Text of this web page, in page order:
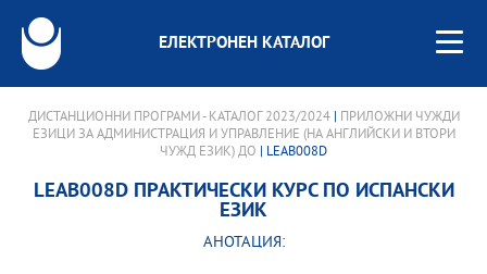
ЕЛЕКТРОНЕН КАТАЛОГ
ДИСТАНЦИОННИ ПРОГРАМИ - КАТАЛОГ 2023/2024| ПРИЛОЖНИ ЧУЖДИ
ЕЗИЦИ ЗА АДМИНИСТРАЦИЯ И УПРАВЛЕНИЕ (НА АНГЛИЙСКИ И ВТОРИ
ЧУЖД ЕЗИК) ДО | LEAB008D
LEAB008D ПРАКТИЧЕСКИ КУРС ПО ИСПАНСКИ
ЕЗИК
АНОТАЦИЯ: